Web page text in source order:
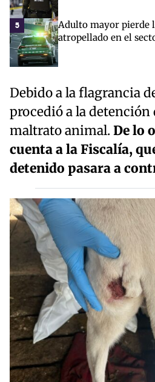
5
Adulto mayor pierde
atropellado en el
Debido a la flagrancia
procedió a la detención
maltrato animal. De lo
cuenta a la Fiscalía,
detenido pasara a